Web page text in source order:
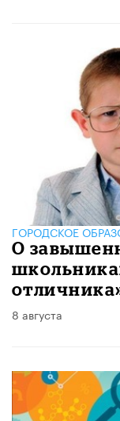
ГОРОДСКОЕ
О
8 августа